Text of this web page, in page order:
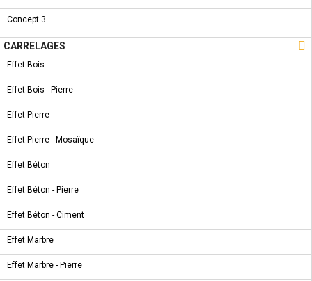
Concept 3
CARRELAGES 
Effet Bois
Effet Bois - Pierre
Effet Pierre
Effet Pierre - Mosaïque
Effet Béton
Effet Béton - Pierre
Effet Béton - Ciment
Effet Marbre
Effet Marbre - Pierre
REF : 5032022
Fils: selon la norme ISO 228/1
COMMANDER
CARACTÉRISTIQUES
FICHE TECHNIQUE
Matériel
OPERATING
TEMPERATURE